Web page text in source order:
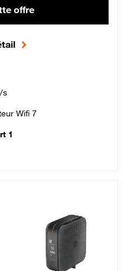
offre
s
Wifi 7
1
€ par mois, Sans engagement